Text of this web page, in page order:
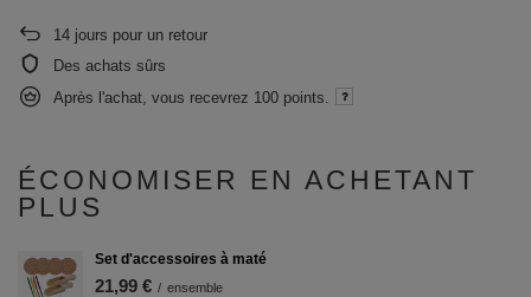
14 jours pour un retour
Des achats sûrs
Après l'achat, vous recevrez 100 points.
ÉCONOMISER EN ACHETANT
PLUS
Set d'accessoires à maté
21,99 € / ensemble